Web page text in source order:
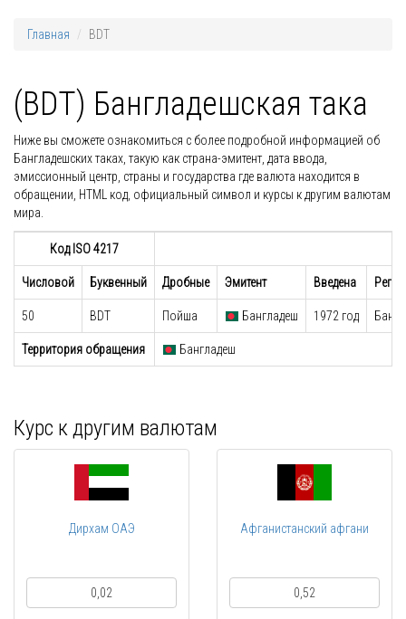
Главная BDT
(BDT) Бангладешская така
Ниже вы сможете ознакомиться с более подробной информацией об
Бангладешских таках, такую как страна-эмитент, дата ввода,
эмиссионный центр, страны и государства где валюта находится в
обращении, HTML код, официальный символ и курсы к другим валютам
мира.
Код ISO 4217
Числовой Буквенный Дробные Эмитент Введена
50 BDT Пойша Бангладеш 1972 год Банк
Территория обращения Бангладеш
Курс к другим валютам
Дирхам ОАЭ
0,02
Афганистанский афгани
0,52